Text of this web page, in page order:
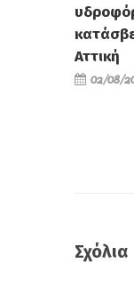
Αττική
02/08/
Σχόλια